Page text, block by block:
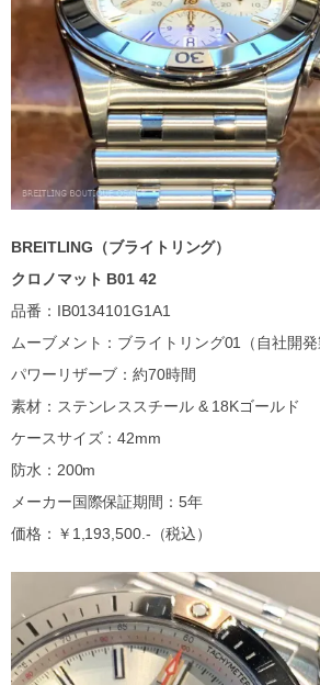
BREITLING（ブライトリング）
クロノマット B01 42
品番：IB0134101G1A1
ムーブメント：ブライトリング01（自社開発
パワーリザーブ：約70時間
素材：ステンレススチール & 18Kゴールド
ケースサイズ：42mm
防水：200m
メーカー国際保証期間：5年
価格：￥1,193,500.-（税込）